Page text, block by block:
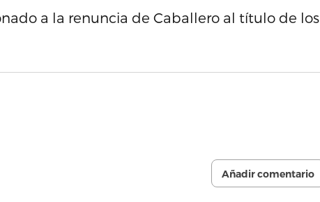
a la renuncia de Caballero al título de los
Añadir comentario